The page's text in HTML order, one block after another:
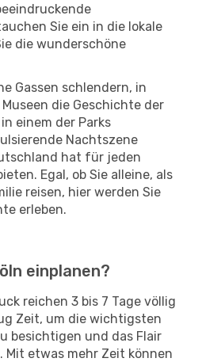
Sie ein in die lokale
die wunderschöne
Gassen schlendern, in
die Geschichte der
einem der Parks
Nachtszene
hat für jeden
Egal, ob Sie alleine, als
reisen, hier werden Sie
erleben.
einplanen?
reichen 3 bis 7 Tage völlig
Zeit, um die wichtigsten
besichtigen und das Flair
Mit etwas mehr Zeit können